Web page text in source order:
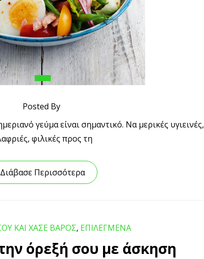
Posted By
γεύμα είναι σημαντικό. Να μερικές υγιεινές,
φιλικές προς τη
Διάβασε Περισσότερα
ΚΑΙ ΧΑΣΕ ΒΑΡΟΣ, ΕΠΙΛΕΓΜΕΝΑ
όρεξή σου με άσκηση